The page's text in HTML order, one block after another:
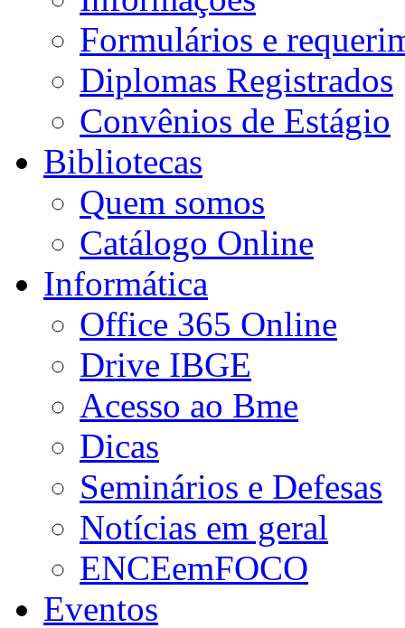
Formulários e
Diplomas Registrados
Convênios de Estágio
Bibliotecas
Quem somos
Catálogo Online
Informática
Office 365 Online
Drive IBGE
Acesso ao Bme
Dicas
Seminários e Defesas
Notícias em geral
ENCEemFOCO
Eventos